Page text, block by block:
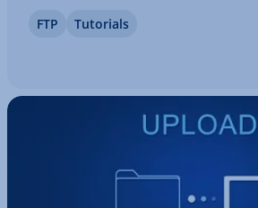
kom­pli­ziert? Das ist kein Problem:
FTP Tutorials